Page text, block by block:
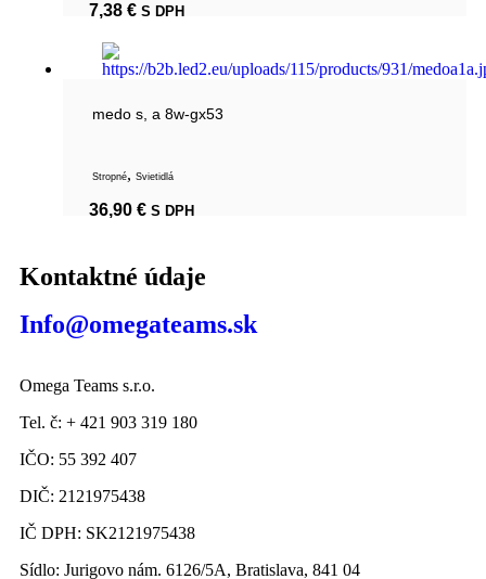
7,38 € S DPH
medo s, a 8w-gx53
Stropné, Svietidlá
36,90 € S DPH
Kontaktné údaje
Info@omegateams.sk
Omega Teams s.r.o.
Tel. č: + 421 903 319 180
IČO: 55 392 407
DIČ: 2121975438
IČ DPH: SK2121975438
Sídlo: Jurigovo nám. 6126/5A, Bratislava, 841 04